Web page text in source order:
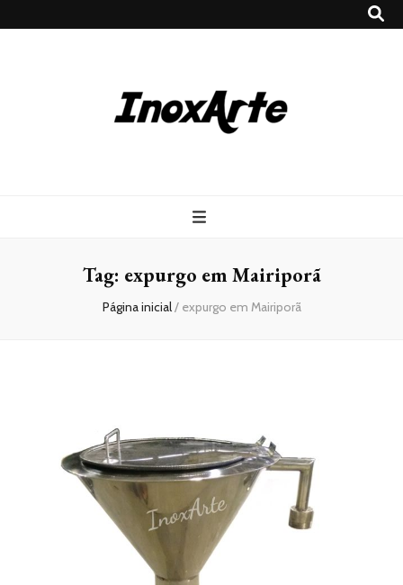
Tag: expurgo em Mairiporã
Página inicial/ expurgo em Mairiporã